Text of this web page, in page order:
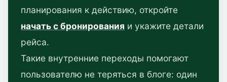
планирования к действию, откройте
начать с бронирования и укажите детали
рейса.
Такие внутренние переходы помогают
пользователю не теряться в блоге: один